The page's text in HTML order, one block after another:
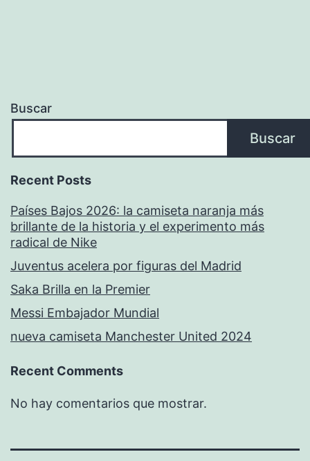
Buscar
Buscar
Recent Posts
Países Bajos 2026: la camiseta naranja más
brillante de la historia y el experimento más
radical de Nike
Juventus acelera por figuras del Madrid
Saka Brilla en la Premier
Messi Embajador Mundial
nueva camiseta Manchester United 2024
Recent Comments
No hay comentarios que mostrar.